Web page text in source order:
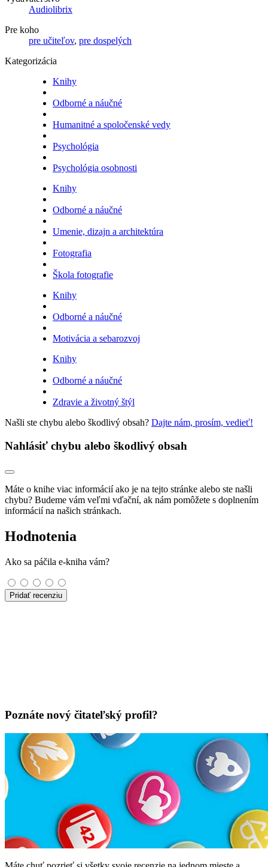
Audiolibrix
Pre koho
pre učiteľov, pre dospelých
Kategorizácia
Knihy
Odborné a náučné
Humanitné a spoločenské vedy
Psychológia
Psychológia osobnosti
Knihy
Odborné a náučné
Umenie, dizajn a architektúra
Fotografia
Škola fotografie
Knihy
Odborné a náučné
Motivácia a sebarozvoj
Knihy
Odborné a náučné
Zdravie a životný štýl
Našli ste chybu alebo škodlivý obsah? Dajte nám, prosím, vedieť!
Nahlásiť chybu alebo škodlivý obsah
Máte o knihe viac informácií ako je na tejto stránke alebo ste našli
chybu? Budeme vám veľmi vďační, ak nám pomôžete s doplnením
informácií na našich stránkach.
Hodnotenia
Ako sa páčila e-kniha vám?
Pridať recenziu
Poznáte nový čitateľský profil?